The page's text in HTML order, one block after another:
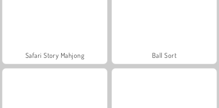
Safari Story Mahjong Ball Sort